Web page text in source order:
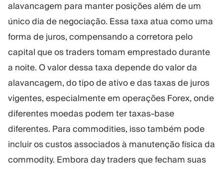
alavancagem para manter posições além de um
único dia de negociação. Essa taxa atua como uma
forma de juros, compensando a corretora pelo
capital que os traders tomam emprestado durante
a noite. O valor dessa taxa depende do valor da
alavancagem, do tipo de ativo e das taxas de juros
vigentes, especialmente em operações Forex, onde
diferentes moedas podem ter taxas-base
diferentes. Para commodities, isso também pode
incluir os custos associados à manutenção física da
commodity. Embora day traders que fecham suas